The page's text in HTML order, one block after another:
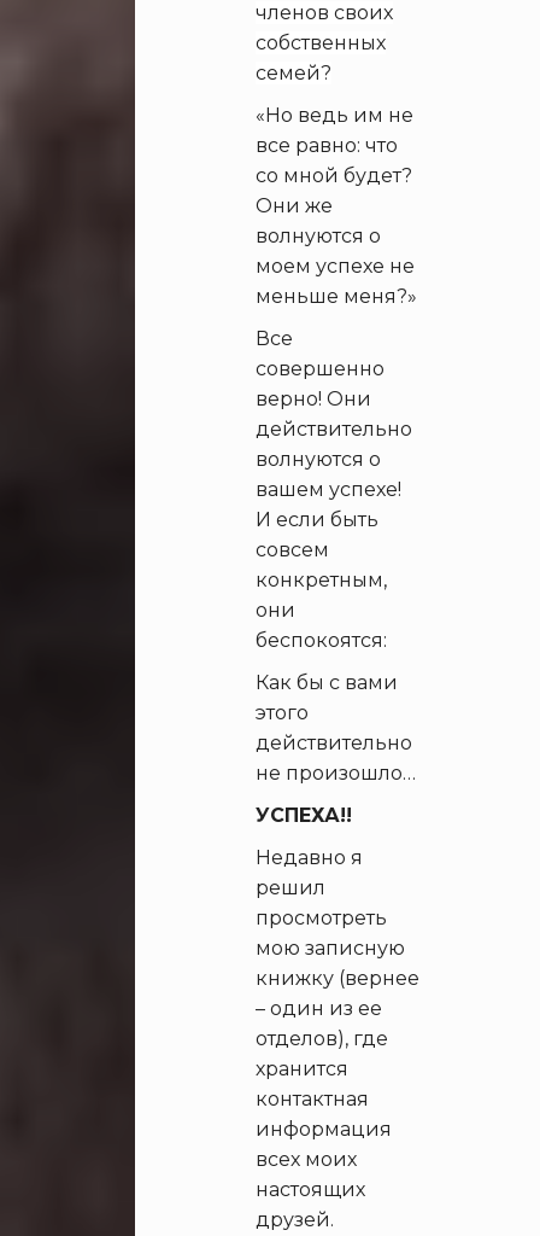
членов своих
собственных
семей?
«Но ведь им не
все равно: что
со мной будет?
Они же
волнуются о
моем успехе не
меньше меня?»
Все
совершенно
верно! Они
действительно
волнуются о
вашем успехе!
И если быть
совсем
конкретным,
они
беспокоятся:
Как бы с вами
этого
действительно
не произошло…
УСПЕХА!!
Недавно я
решил
просмотреть
мою записную
книжку (вернее
– один из ее
отделов), где
хранится
контактная
информация
всех моих
настоящих
друзей.